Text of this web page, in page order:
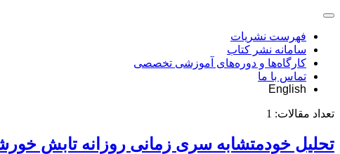
فهرست نشریات
سامانه نشر کتاب
کارگاه‌ها و دوره‌های آموزشی تخصصی
تماس با ما
English
تعداد مقالات: 1
تحلیل خودمتشابه سری زمانی روزانه تابش